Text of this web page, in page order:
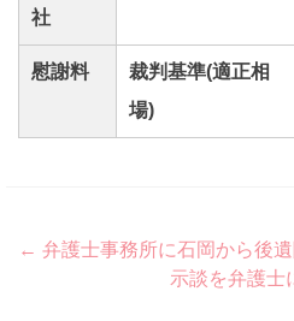
社
慰謝料
裁判基準(適正相
場)
Post
navigation
← 弁護士事務所に石岡から後
示談を弁護士